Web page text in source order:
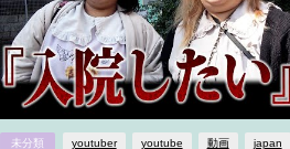
未分類 youtuber youtube 動画 japan